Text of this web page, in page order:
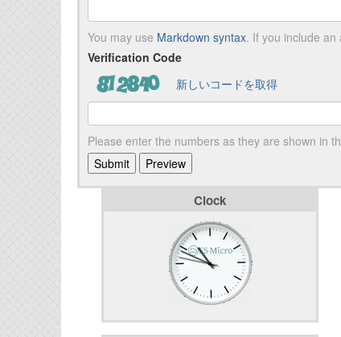
You may use Markdown syntax. If you include
Verification Code
新しいコードを取得
Please enter the numbers as they are shown in
Clock